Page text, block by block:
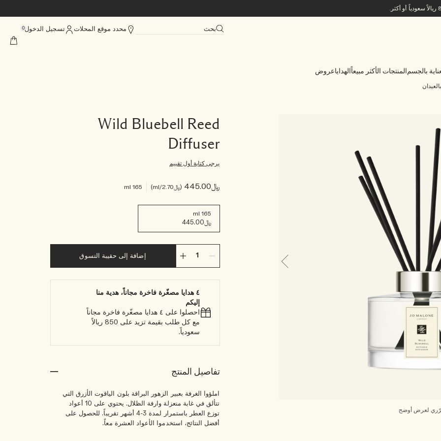
بحث محدد موقع المحلات تسجيل الدخول0
بالجسم المنتجات الأكثر مبيعاً الهداياعروض
Wild Bluebell Reed
Diffuser
يرجى كتابة أول تقييم
لعرض أوضح
﷼445.00 ﷼2.70 /ml
165 ml
165 ml
﷼445.00
إضافة إلى حقيبة التسوق
٤ هدايا مصغّرة فاخرة مجاناً، هدية منا
إليكم
احصلوا على ٤ هدايا مصغّرة فاخرة مجاناً
مع كل طلب بقيمة تزيد على 850 ريالاً
سعودياً.
تفاصيل المنتج
املؤوا الغرفة بعبير الزهور البراقة بلون الياقوت الأزرق التي
تتألق في غابة منعزلة وارفة الظلال. يحتوي على 10 أعواد
توزع العطر باستمرار لمدة 3-4 أشهر تقريباً. للحصول على
أفضل النتائج، استخدموا الأعواد العشرة معاً.